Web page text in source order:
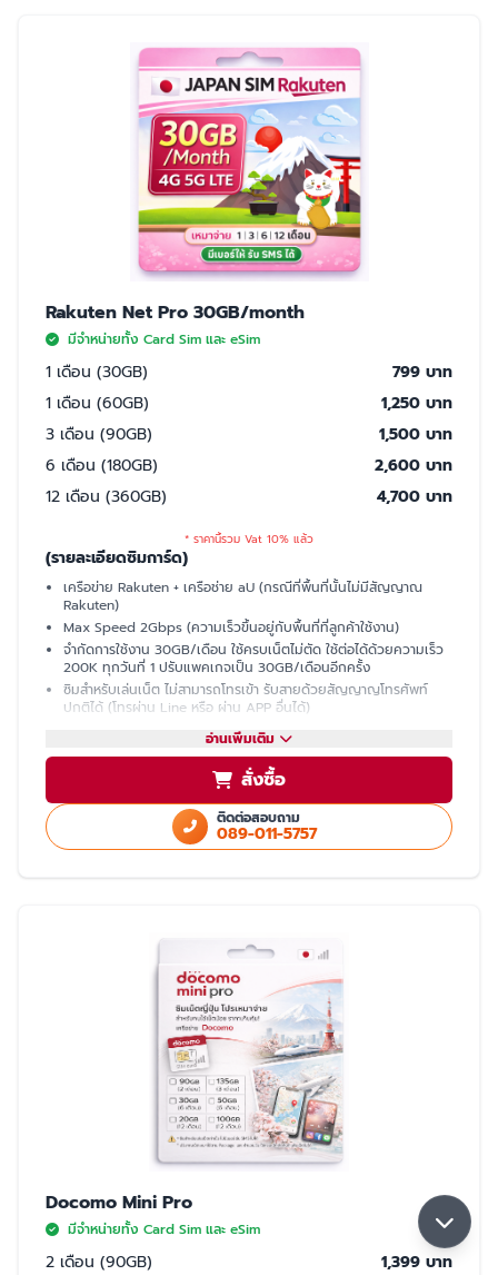
Rakuten Net Pro 30GB/month
มีจำหน่ายทั้ง Card Sim และ eSim
1 เดือน (30GB)
799 บาท
1 เดือน (60GB)
1,250 บาท
3 เดือน (90GB)
1,500 บาท
6 เดือน (180GB)
2,600 บาท
12 เดือน (360GB)
4,700 บาท
* ราคานี้รวม Vat 10% แล้ว
(รายละเอียดซิมการ์ด)
เครือข่าย Rakuten + เครือช่าย aU (กรณีที่พื้นที่นั้นไม่มีสัญญาณ
Rakuten)
Max Speed 2Gbps (ความเร็วขึ้นอยู่กับพื้นที่ที่ลูกค้าใช้งาน)
จำกัดการใช้งาน 30GB/เดือน ใช้ครบเน็ตไม่ตัด ใช้ต่อได้ด้วยความเร็ว
200K ทุกวันที่ 1 ปรับแพคเกจเป็น 30GB/เดือนอีกครั้ง
ซิมสำหรับเล่นเน็ต ไม่สามารถโทรเข้า รับสายด้วยสัญญาญโทรศัพท์
ปกติได้ (โทรผ่าน Line หรือ ผ่าน APP อื่นได้)
มีเบอร์ให้ รับ SMS ได้ (ใช้ซื้อบัตรคอนเสิร์ต, ซื้อของออนไลน์, เปิดบัญชี
แชร์ฮอตสปอต (Hotspot)ไม่ได้
ใช้สำเนา Passport หรือ สำเนาบัตรประชาชนในการสั่งซื้อ
ใช้ได้เฉพาะในประเทศญี่ปุ่นเท่านั้น
มี 2 แบบให้เลือก ซิมปกติ และ eSim
5GB หากใช้ครบ 5GB ความเร็วจะลดลงเหลือ 200K จนกว่าลูกค้าจะย้ายพื้นที่ที่มี
สัญญาน Rakuten ความเร็วจะกลับมาปกติ 30GB/เดือน
อ่านเพิ่มเติม
สั่งซื้อ
ติดต่อสอบถาม
089-011-5757
Docomo Mini Pro
มีจำหน่ายทั้ง Card Sim และ eSim
2 เดือน (90GB) 1,399 บาท